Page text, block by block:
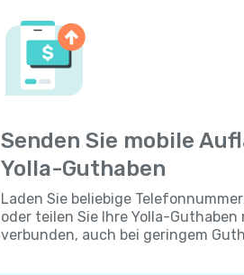
Senden Sie mobile
Yolla-Guthaben
Laden Sie beliebige
oder teilen Sie Ihre Yolla-
verbunden, auch bei geringem